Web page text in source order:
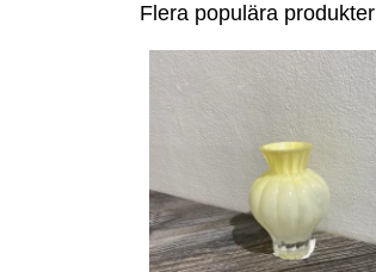
Flera populära produkter